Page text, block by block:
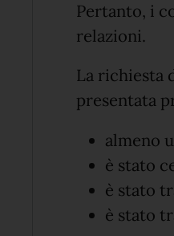
Pertanto, i
relazioni.
La richiesta
presentata
almeno
è stato
è stato
è stato